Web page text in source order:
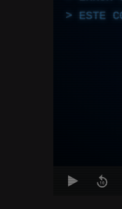
ESTE